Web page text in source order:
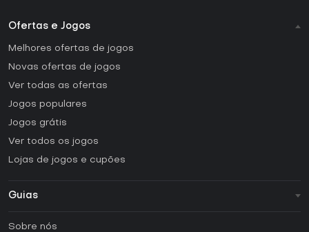
Ofertas e Jogos
Melhores ofertas de jogos
Novas ofertas de jogos
Ver todas as ofertas
Jogos populares
Jogos grátis
Ver todos os jogos
Lojas de jogos e cupões
Guias
Sobre nós